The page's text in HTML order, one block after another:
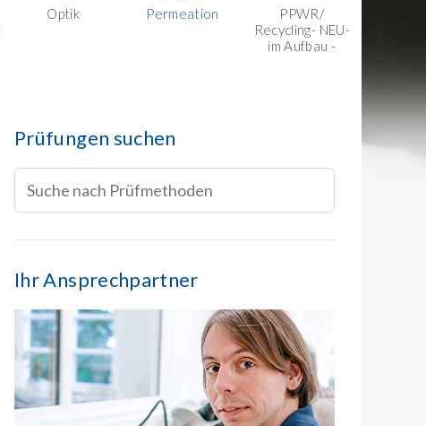
Optik Permeation
PPWR/
Recycling- NEU-
im Aufbau -
Prüfungen suchen
Ihr Ansprechpartner